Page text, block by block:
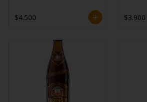
$4.500 $3.900